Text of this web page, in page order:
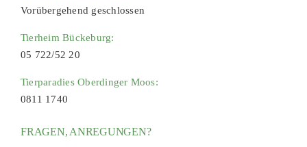
Vorübergehend geschlossen
Tierheim Bückeburg:
05 722/52 20
Tierparadies Oberdinger Moos:
0811 1740
FRAGEN, ANREGUNGEN?